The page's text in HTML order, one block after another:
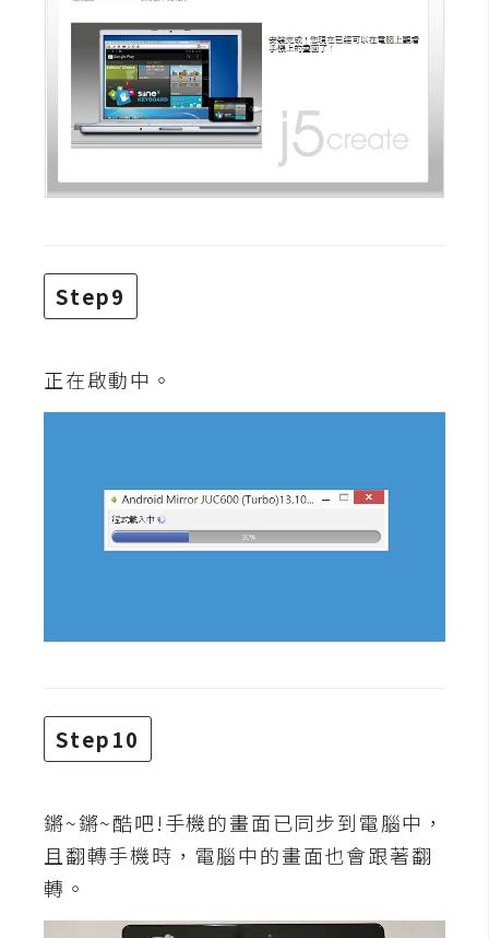
Step9
正在啟動中。
Step10
鏘~鏘~酷吧!手機的畫面已同步到電腦中，
且翻轉手機時，電腦中的畫面也會跟著翻
轉。